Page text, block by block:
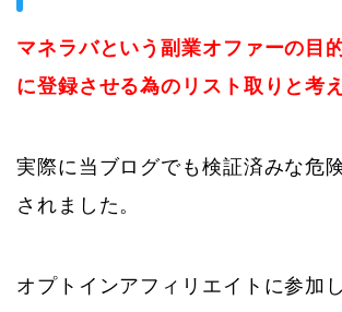
マネラバという副業オファーの目
に登録させる為のリスト取りと考
実際に当ブログでも検証済みな危
されました。
オプトインアフィリエイトに参加